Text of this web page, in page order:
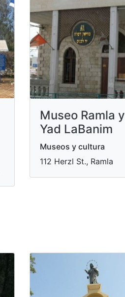
Museo Ramla y
Yad LaBanim
Museos y cultura
112 Herzl St., Ramla